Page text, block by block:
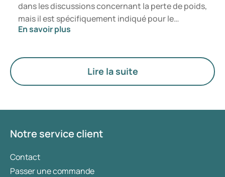
dans les discussions concernant la perte de poids,
mais il est spécifiquement indiqué pour le
traitement du diabète de type 2. Si vous
poids, des médicaments tels que Mounjaro et
Wegovy sont généralement privilégiés. Le choix
du traitement le plus adapté est déterminé par un
En savoir plus
Lire la suite
Notre service client
Contact
Passer une commande